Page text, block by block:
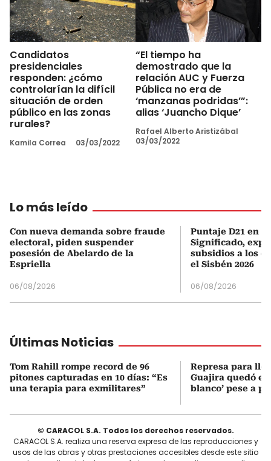
Candidatos
presidenciales
responden: ¿cómo
controlarían la difícil
situación de orden
público en las zonas
rurales?
Kamila Correa 03/03/2022
“El tiempo ha
demostrado que la
relación AUC y Fuerza
Pública no era de
‘manzanas podridas’”:
alias ‘Juancho Dique’
Rafael Alberto Aristizábal
03/03/2022
Lo más leído
Con nueva demanda sobre fraude
electoral, piden suspender
posesión de Abelardo de la
Espriella
06/08/2026
Puntaje D21 en
Significado,
subsidios a los
el Sisbén 2026
06/08/2026
Últimas Noticias
Tom Rahill rompe record de 96
pitones capturadas en 10 días: “Es
una terapia para exmilitares”
Represa para
Guajira quedó en
blanco’ pese a
© CARACOL S.A. Todos los derechos reservados.
CARACOL S.A. realiza una reserva expresa de las reproducciones y
usos de las obras y otras prestaciones accesibles desde este sitio